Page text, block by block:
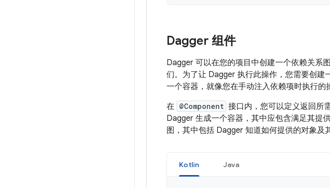
Dagger 组件
Dagger 可以在您的项目中创建一个依赖关系
们。为了让 Dagger 执行此操作，您需要创建
一个容器，就像您在手动注入依赖项时执行的
在 @Component 接口内，您可以定义返回所
Dagger 生成一个容器，其中应包含满足其提
图，其中包括 Dagger 知道如何提供的对象及
Kotlin Java